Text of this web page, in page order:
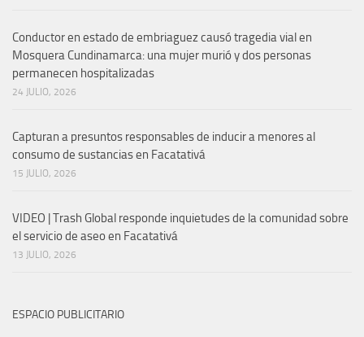
Conductor en estado de embriaguez causó tragedia vial en
Mosquera Cundinamarca: una mujer murió y dos personas
permanecen hospitalizadas
24 JULIO, 2026
Capturan a presuntos responsables de inducir a menores al
consumo de sustancias en Facatativá
15 JULIO, 2026
VIDEO | Trash Global responde inquietudes de la comunidad sobre
el servicio de aseo en Facatativá
13 JULIO, 2026
ESPACIO PUBLICITARIO